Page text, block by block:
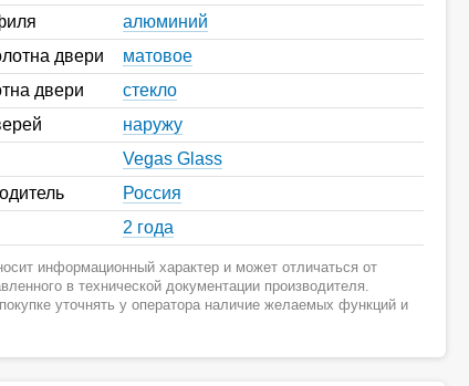
алюминий
двери
матовое
двери
стекло
наружу
Vegas Glass
Россия
2 года
информационный характер и может отличаться от
в технической документации производителя.
уточнять у оператора наличие желаемых функций и